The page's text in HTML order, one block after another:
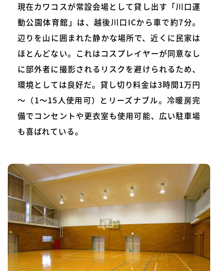
現在カワコスが常設会場として貸し出す「川口運
動公園体育館」は、越後川口ICから車で約7分。
辺りを山に囲まれた静かな場所で、近くに民家は
ほとんどない。これはコスプレイヤーが同意なし
に部外者に撮影されるリスクを避けられるため、
環境としては良好だ。貸し切り料金は3時間1万円
～（1～15人使用可）とリーズナブル。冷暖房完
備でコンセントや更衣室も使用可能、広い駐車場
も喜ばれている。